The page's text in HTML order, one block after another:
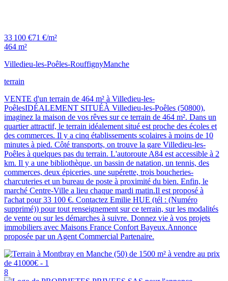
33 100 €71 €/m²
464 m²
Villedieu-les-Poêles-RouffignyManche
terrain
VENTE d'un terrain de 464 m² à Villedieu-les-
PoêlesIDÉALEMENT SITUÉÀ Villedieu-les-Poêles (50800),
imaginez la maison de vos rêves sur ce terrain de 464 m². Dans un
quartier attractif, le terrain idéalement situé est proche des écoles et
des commerces. Il y a cinq établissements scolaires à moins de 10
minutes à pied. Côté transports, on trouve la gare Villedieu-les-
Poêles à quelques pas du terrain. L'autoroute A84 est accessible à 2
km. Il y a une bibliothèque, un bassin de natation, un tennis, des
commerces, deux épiceries, une supérette, trois boucheries-
charcuteries et un bureau de poste à proximité du bien. Enfin, le
marché Centre-Ville a lieu chaque mardi matin.Il est proposé à
l'achat pour 33 100 €. Contactez Emilie HUE (tél : (Numéro
supprimé)) pour tout renseignement sur ce terrain, sur les modalités
de vente ou sur les démarches à suivre. Donnez vie à vos projets
immobiliers avec Maisons France Confort Bayeux.Annonce
proposée par un Agent Commercial Partenaire.
8